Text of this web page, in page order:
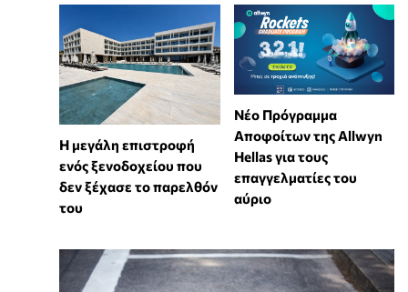
Η μεγάλη επιστροφή
ενός ξενοδοχείου που
δεν ξέχασε το παρελθόν
του
Νέο Πρόγραμμα
Αποφοίτων της Allwyn
Hellas για τους
επαγγελματίες του
αύριο